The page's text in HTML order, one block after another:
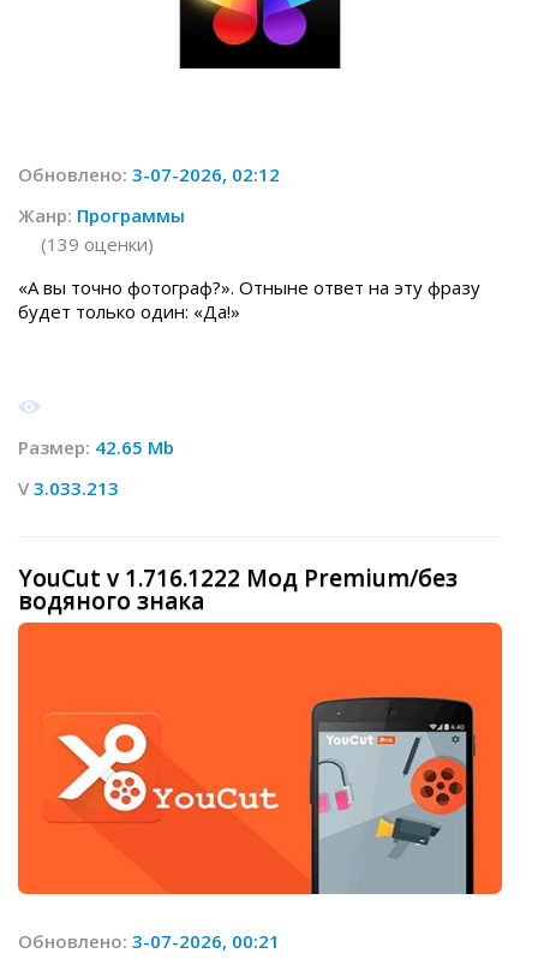
Обновлено: 3-07-2026, 02:12
Жанр: Программы
(139 оценки)
«А вы точно фотограф?». Отныне ответ на эту фразу
будет только один: «Да!»
Размер: 42.65 Mb
V 3.033.213
YouCut v 1.716.1222 Мод Premium/без
водяного знака
Обновлено: 3-07-2026, 00:21